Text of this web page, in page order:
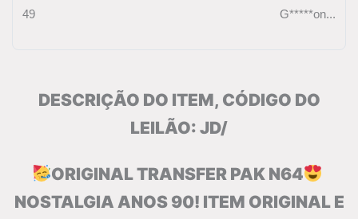
49
G*****on...
DESCRIÇÃO DO ITEM, CÓDIGO DO
LEILÃO: JD/
ORIGINAL TRANSFER PAK N64
NOSTALGIA ANOS 90! ITEM ORIGINAL E